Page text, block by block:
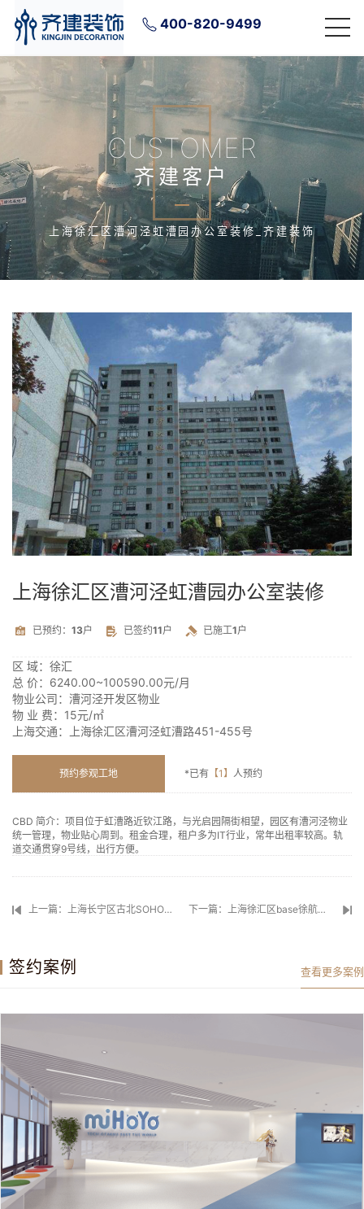
400-820-9499
CUSTOMER
齐建客户
上海徐汇区漕河泾虹漕园办公室装修_齐建装饰
上海徐汇区漕河泾虹漕园办公室装修
已预约： 13户 已签约11户 已施工1户
区 域： 徐汇
总 价： 6240.00~100590.00元/月
物业公司： 漕河泾开发区物业
物 业 费： 15元/㎡
上海交通：
上海徐汇区漕河泾虹漕路451-455号
预约参观工地 *已有【1】 人预约
CBD 简介： 项目位于虹漕路近钦江路，与光启园隔街相望，园区有漕河泾物业
统一管理，物业贴心周到。租金合理，租户多为IT行业，常年出租率较高。轨
道交通贯穿9号线，出行方便。
上一篇：上海长宁区古北SOHO办公室装修 下一篇：上海徐汇区base徐航办公室装修
签约案例 查看更多案例